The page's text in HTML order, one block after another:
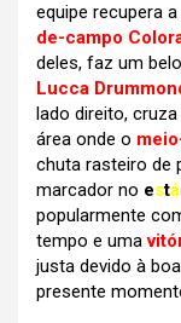
equipe recupera
de-campo
deles, faz um
Lucca
lado direito,
área onde o
chuta rasteiro de
marcador no está
popularmente
tempo e uma
justa devido à
presente